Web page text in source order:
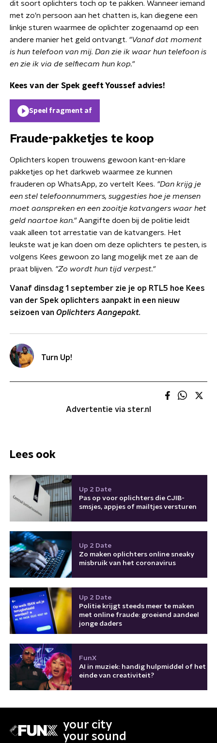
dit soort oplichters toch op te pakken. Wanneer iemand
met zo'n persoon aan het chatten is, kan diegene een
linkje sturen waarmee de oplichter zogenaamd op een
andere manier het geld ontvangt. "Vanaf dat moment
is hun telefoon van mij. Dan zie ik waar hun telefoon is
en zie ik via de selfiecam hun kop."
Kees van der Spek geeft Youssef advies!
Speel fragment af
Fraude-pakketjes te koop
Oplichters kopen trouwens gewoon kant-en-klare
pakketjes op het darkweb waarmee ze kunnen
frauderen op WhatsApp, zo vertelt Kees. "Dan krijg je
een stel telefoonnummers, suggesties hoe je mensen
moet aanspreken en een zooitje katvangers waar het
geld naartoe kan." Aangifte doen bij de politie leidt
vaak alleen tot arrestatie van de katvangers. Het
leukste wat je kan doen om deze oplichters te pesten, is
volgens Kees gewoon zo lang mogelijk met ze aan de
praat blijven. "Zo wordt hun tijd verpest."
Vanaf dinsdag 1 september zie je op RTL5 hoe Kees
van der Spek oplichters aanpakt in een nieuw
seizoen van Oplichters Aangepakt.
Turn Up!
Advertentie via ster.nl
Lees ook
Up 2 Date
Pas op voor oplichters die CJIB-
smsjes, appjes of mailtjes versturen
Up 2 Date
Zo maken oplichters online sneaky
misbruik van het coronavirus
Up 2 Date
Politie krijgt steeds meer te maken
met online fraude: groeiend aandeel
jonge daders
FunX
AI in muziek: handig hulpmiddel of het
einde van creativiteit?
your city
your sound